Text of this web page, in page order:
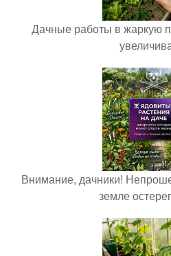
Дачные работы в жаркую
Внимание, дачники!
земле